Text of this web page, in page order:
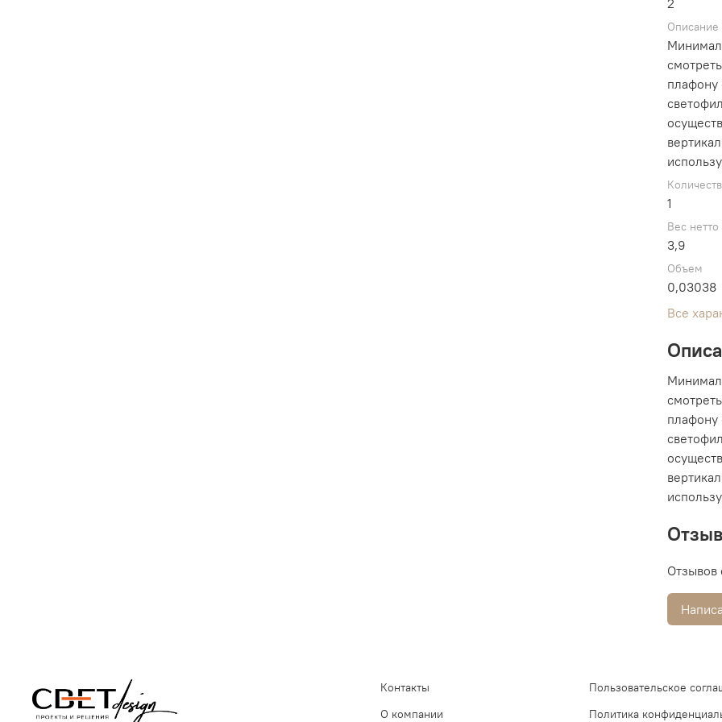
2
Описание
плафону
1
Вес нетто
3,9
Объем
0,03038
Все
плафону
Отзывов
Контакты
О компании
Пользовательское
Политика